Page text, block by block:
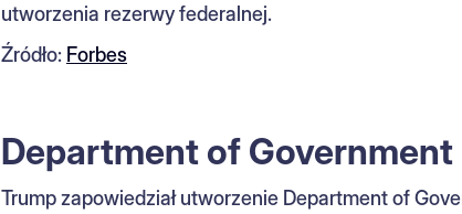
utworzenia rezerwy federalnej.
Źródło: Forbes
Department of Government
Trump zapowiedział utworzenie Department of